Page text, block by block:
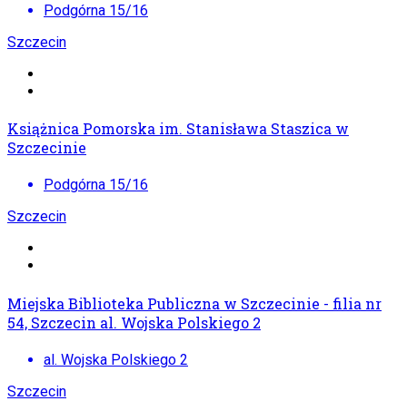
Podgórna 15/16
Szczecin
Książnica Pomorska im. Stanisława Staszica w
Szczecinie
Podgórna 15/16
Szczecin
Miejska Biblioteka Publiczna w Szczecinie - filia nr
54, Szczecin al. Wojska Polskiego 2
al. Wojska Polskiego 2
Szczecin